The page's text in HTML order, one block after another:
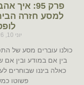
פרק 95:
למסע חזרה
יוני 10, 2026
כולנו עוברים מסע של
בין אם במודע ובין
כאלה ביננו שבוחרים
פשוטו